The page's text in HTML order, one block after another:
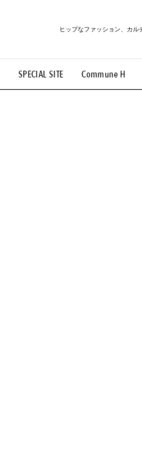
SPECIAL SITE Commune H
ヒップなファッション、カル
#路地裏てぃーん。
#MOVIE #LIFESTYLE